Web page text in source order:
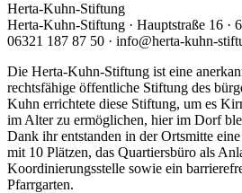
Herta-Kuhn-Stiftung
Herta-Kuhn-Stiftung · Hauptstraße 16 ·
06321 187 87 50 · info@herta-kuhn-
Die Herta-Kuhn-Stiftung ist eine
rechtsfähige öffentliche Stiftung des
Kuhn errichtete diese Stiftung, um es
im Alter zu ermöglichen, hier im Dorf
Dank ihr entstanden in der Ortsmitte
mit 10 Plätzen, das Quartiersbüro als
Koordinierungsstelle sowie ein
Pfarrgarten.